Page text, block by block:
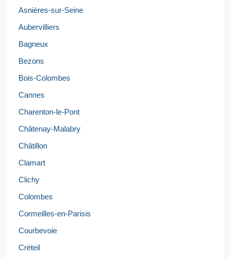
Asnières-sur-Seine
Aubervilliers
Bagneux
Bezons
Bois-Colombes
Cannes
Charenton-le-Pont
Châtenay-Malabry
Châtillon
Clamart
Clichy
Colombes
Cormeilles-en-Parisis
Courbevoie
Créteil